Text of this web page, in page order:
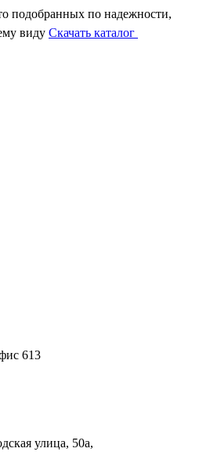
подобранных по надежности,
виду Скачать каталог
613
улица, 50а,